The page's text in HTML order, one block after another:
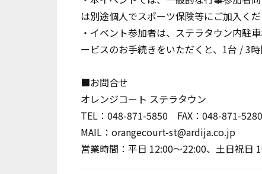
は別途個人でスポーツ保険等にご加入くだ
・イベント参加者は、ステラタウン内駐
ービスのお手続きをいただくと、1台 / 3時
■お問合せ
オレンジコート ステラタウン
TEL：048-871-5850 FAX：048-871-5280
MAIL：orangecourt-st@ardija.co.jp
営業時間：平日 12:00～22:00、土日祝日